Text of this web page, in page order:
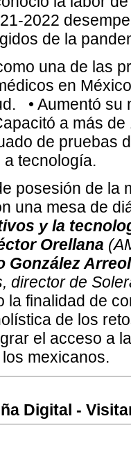
2022
de la
una de las
en
• Aumentó su
a más
de pruebas
tecnología.
posesión de la
una mesa de
y la
Orellana
González
director de
la finalidad de
de los
el acceso a
mexicanos.
Digital -